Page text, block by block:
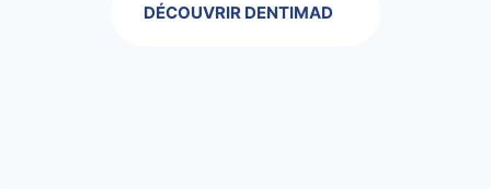
DÉCOUVRIR DENTIMAD